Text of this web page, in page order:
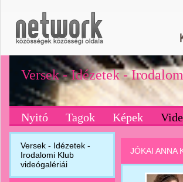
Versek - Idézetek -
Nyitó Tagok Képek
Versek - Idézetek -
Irodalomi Klub
videógalériái
JÓKAI ANNA